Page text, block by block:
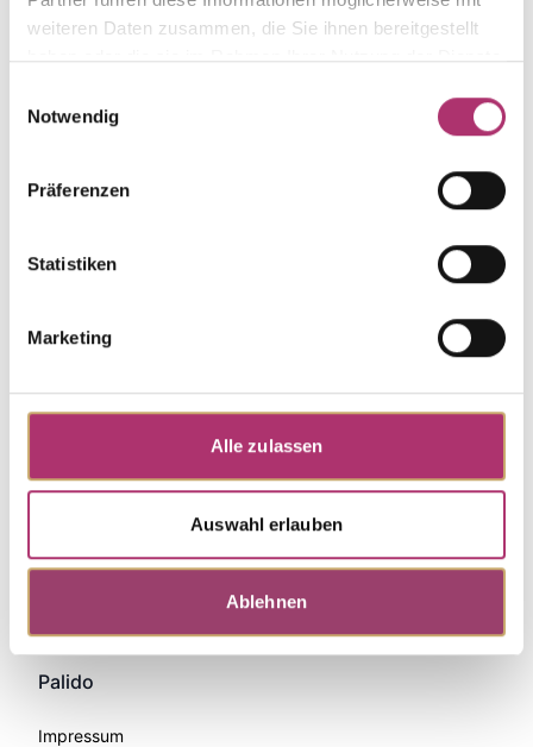
weiteren Daten zusammen, die Sie ihnen bereitgestellt
haben oder die sie im Rahmen Ihrer Nutzung der Dienste
Notwendig
Präferenzen
Statistiken
Marketing
Alle zulassen
Auswahl erlauben
Ablehnen
Steinart
Stein
Weitere Stücke aus dieser Kollektion entdecken.
Palido
Impressum